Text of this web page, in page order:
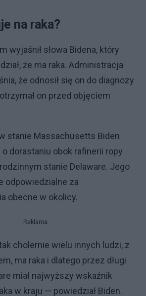
na raka?
wyjaśnił słowa Bidena, który
że ma raka. Administracja
że odnosił się on do diagnozy
on przed objęciem
stanie Massachusetts Biden
o dorastaniu obok rafinerii ropy
stanie Delaware. Jego
odpowiedzialne za
obecne w okolicy.
Reklama
cholernie wielu innych ludzi, z
ma raka i dlatego przez długi
miał najwyższy wskaźnik
w kraju — powiedział Biden.